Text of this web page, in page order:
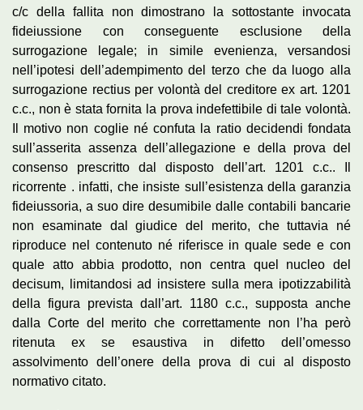
c/c della fallita non dimostrano la sottostante invocata
fideiussione con conseguente esclusione della
surrogazione legale; in simile evenienza, versandosi
nell’ipotesi dell’adempimento del terzo che da luogo alla
surrogazione rectius per volontà del creditore ex art. 1201
c.c., non è stata fornita la prova indefettibile di tale volontà.
Il motivo non coglie né confuta la ratio decidendi fondata
sull’asserita assenza dell’allegazione e della prova del
consenso prescritto dal disposto dell’art. 1201 c.c.. Il
ricorrente . infatti, che insiste sull’esistenza della garanzia
fideiussoria, a suo dire desumibile dalle contabili bancarie
non esaminate dal giudice del merito, che tuttavia né
riproduce nel contenuto né riferisce in quale sede e con
quale atto abbia prodotto, non centra quel nucleo del
decisum, limitandosi ad insistere sulla mera ipotizzabilità
della figura prevista dall’art. 1180 c.c., supposta anche
dalla Corte del merito che correttamente non l’ha però
ritenuta ex se esaustiva in difetto dell’omesso
assolvimento dell’onere della prova di cui al disposto
normativo citato.